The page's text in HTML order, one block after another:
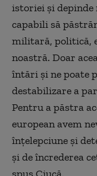
istoriei şi depinde
capabili să
militară, politică,
noastră. Doar
întări şi ne poate
destabilizare a
Pentru a păstra
european avem
înţelepciune şi
şi de încrederea